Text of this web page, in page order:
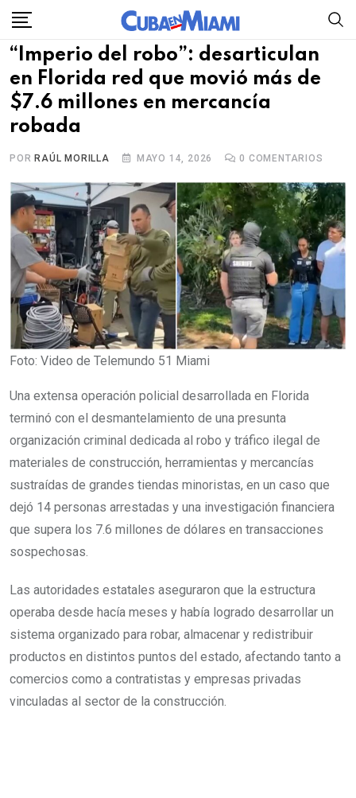
Skip
content
“Imperio del robo”: desarticulan
en Florida red que movió más de
$7.6 millones en mercancía
robada
POR RAÚL MORILLA MAYO 14, 2026 0 COMENTARIOS
Foto: Video de Telemundo 51 Miami
Una extensa operación policial desarrollada en Florida
terminó con el desmantelamiento de una presunta
organización criminal dedicada al robo y tráfico ilegal de
materiales de construcción, herramientas y mercancías
sustraídas de grandes tiendas minoristas, en un caso que
dejó 14 personas arrestadas y una investigación financiera
que supera los 7.6 millones de dólares en transacciones
sospechosas.
Las autoridades estatales aseguraron que la estructura
operaba desde hacía meses y había logrado desarrollar un
sistema organizado para robar, almacenar y redistribuir
productos en distintos puntos del estado, afectando tanto a
comercios como a contratistas y empresas privadas
vinculadas al sector de la construcción.